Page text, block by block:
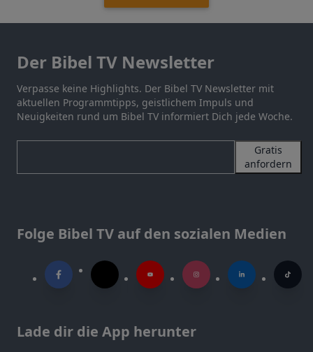
Der Bibel TV Newsletter
Verpasse keine Highlights. Der Bibel TV Newsletter mit
aktuellen Programmtipps, geistlichem Impuls und
Neuigkeiten rund um Bibel TV informiert Dich jede Woche.
Gratis
anfordern
Folge Bibel TV auf den sozialen Medien
Lade dir die App herunter